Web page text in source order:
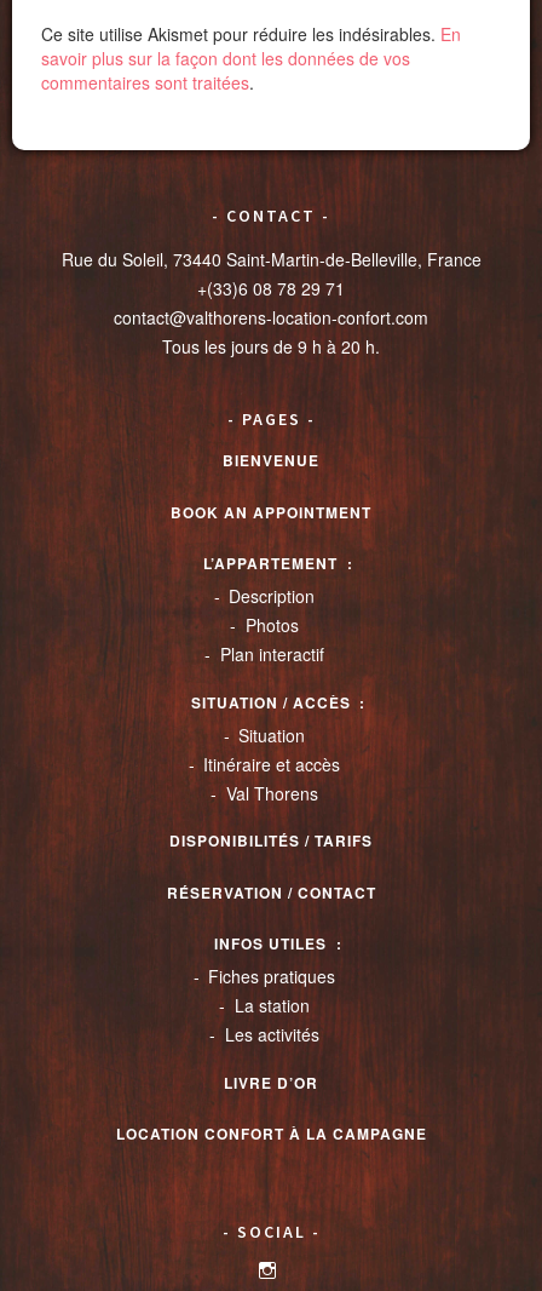
Ce site utilise Akismet pour réduire les indésirables. En
savoir plus sur la façon dont les données de vos
commentaires sont traitées.
CONTACT
Rue du Soleil, 73440 Saint-Martin-de-Belleville, France
+(33)6 08 78 29 71
contact@valthorens-location-confort.com
Tous les jours de 9 h à 20 h.
PAGES
BIENVENUE
BOOK AN APPOINTMENT
L’APPARTEMENT
Description
Photos
Plan interactif
SITUATION / ACCÈS
Situation
Itinéraire et accès
Val Thorens
DISPONIBILITÉS / TARIFS
RÉSERVATION / CONTACT
INFOS UTILES
Fiches pratiques
La station
Les activités
LIVRE D’OR
LOCATION CONFORT À LA CAMPAGNE
SOCIAL
Voir